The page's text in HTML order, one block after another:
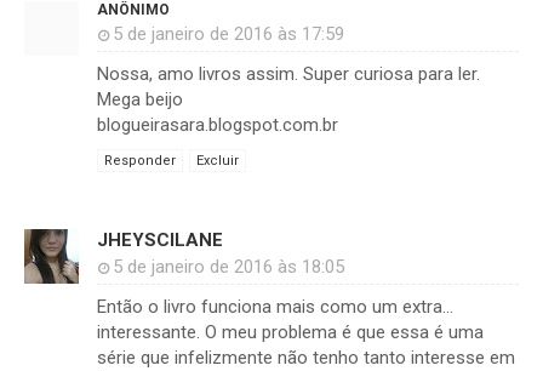
ANÔNIMO
5 de janeiro de 2016 às 17:59
Nossa, amo livros assim. Super curiosa para ler.
Mega beijo
blogueirasara.blogspot.com.br
Responder Excluir
JHEYSCILANE
5 de janeiro de 2016 às 18:05
Então o livro funciona mais como um extra...
interessante. O meu problema é que essa é uma
série que infelizmente não tenho tanto interesse em